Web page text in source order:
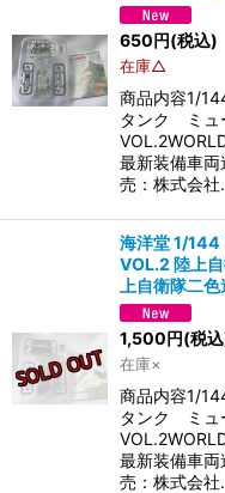
650円(税込)
在庫△
商品内容1/
タンク ミ
最新装備車両
売：株式会
海洋堂 1/144
VOL.2 陸上
上自衛隊二
1,500円(税
在庫×
商品内容1/
タンク ミ
最新装備車両
売：株式会